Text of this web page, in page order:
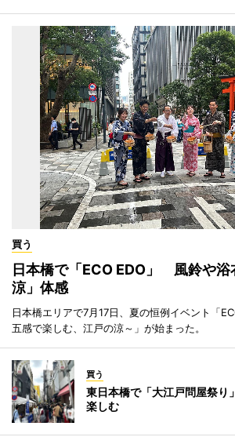
買う
日本橋で「ECO EDO」 風鈴や浴
涼」体感
日本橋エリアで7月17日、夏の恒例イベント「
五感で楽しむ、江戸の涼～」が始まった。
買う
東日本橋で「大江戸問屋祭
楽しむ